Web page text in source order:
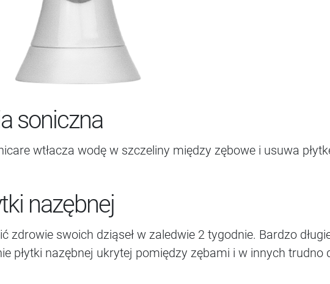
soniczna
wtłacza wodę w szczeliny między zębowe i usuwa
nazębnej
zdrowie swoich dziąseł w zaledwie 2 tygodnie. Bardzo
płytki nazębnej ukrytej pomiędzy zębami i w innych trudno